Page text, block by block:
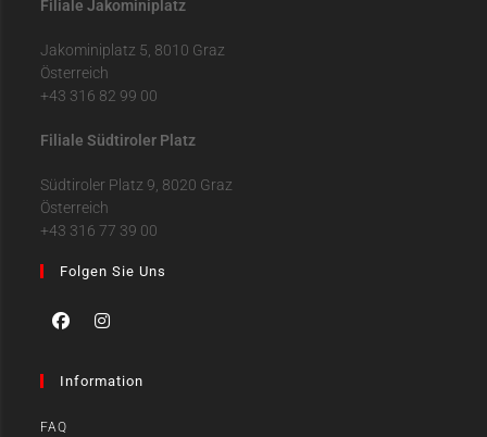
Filiale Jakominiplatz
Jakominiplatz 5, 8010 Graz
Österreich
+43 316 82 99 00
Filiale Südtiroler Platz
Südtiroler Platz 9, 8020 Graz
Österreich
+43 316 77 39 00
Folgen Sie Uns
Information
FAQ